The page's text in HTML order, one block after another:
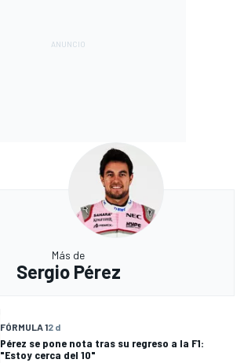
Más de
Sergio Pérez
FÓRMULA 12 d
Pérez se pone nota tras su regreso a la F1:
"Estoy cerca del 10"